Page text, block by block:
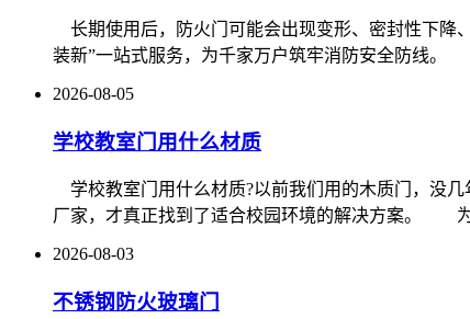
长期使用后，防火门可能会出现变形、密封性下降
装新”一站式服务，为千家万户筑牢消防安全防线
2026-08-05
学校教室门用什么材质
学校教室门用什么材质?以前我们用的木质门，没几
厂家，才真正找到了适合校园环境的解决方案。
2026-08-03
不锈钢防火玻璃门